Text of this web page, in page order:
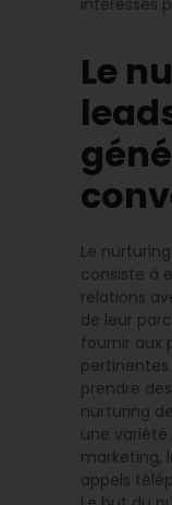
Le
Le
consiste à
relations
de leur
fournir aux
prendre
nurturing
une variété
marketing,
appels